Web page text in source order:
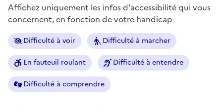
Affichez uniquement les infos d'accessibilité qui vous
concernent, en fonction de votre handicap
Difficulté à voir Difficulté à marcher
En fauteuil roulant Difficulté à entendre
Difficulté à comprendre